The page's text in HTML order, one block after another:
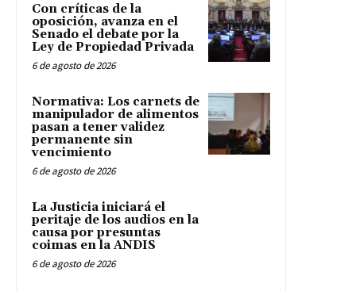
Con críticas de la
oposición, avanza en el
Senado el debate por la
Ley de Propiedad Privada
6 de agosto de 2026
Normativa: Los carnets de
manipulador de alimentos
pasan a tener validez
permanente sin
vencimiento
6 de agosto de 2026
La Justicia iniciará el
peritaje de los audios en la
causa por presuntas
coimas en la ANDIS
6 de agosto de 2026